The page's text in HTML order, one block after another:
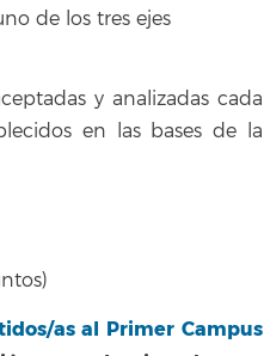
de los tres ejes
y analizadas cada
en las bases de la
as al Primer Campus